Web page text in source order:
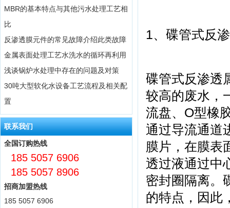
1、碟管式反
碟管式反渗透
较高的废水，
流盘、O型橡
通过导流通道
膜片，在膜表
透过液通过中
密封圈隔离。
的特点，因此
MBR的基本特点与其他污水处理工艺相
比
反渗透膜元件的常见故障介绍此类故障
金属表面处理工艺水洗水的循环再利用
浅谈锅炉水处理中存在的问题及对策
30吨大型软化水设备工艺流程及相关配
置
联系我们
全国订购热线
185 5057 6906
185 5057 8906
招商加盟热线
185 5057 6906